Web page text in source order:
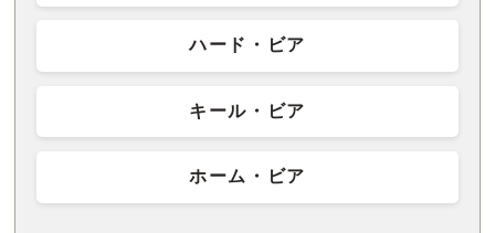
ハード・ビア
キール・ビア
ホーム・ビア